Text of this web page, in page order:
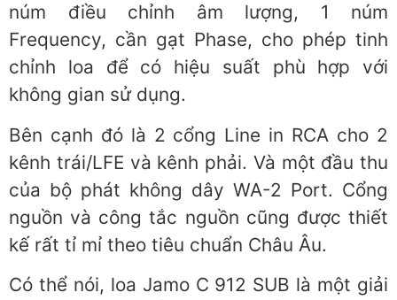
núm điều chỉnh âm lượng, 1 núm
Frequency, cần gạt Phase, cho phép tinh
chỉnh loa để có hiệu suất phù hợp với
không gian sử dụng.
Bên cạnh đó là 2 cổng Line in RCA cho 2
kênh trái/LFE và kênh phải. Và một đầu thu
của bộ phát không dây WA-2 Port. Cổng
nguồn và công tắc nguồn cũng được thiết
kế rất tỉ mỉ theo tiêu chuẩn Châu Âu.
Có thể nói, loa Jamo C 912 SUB là một giải